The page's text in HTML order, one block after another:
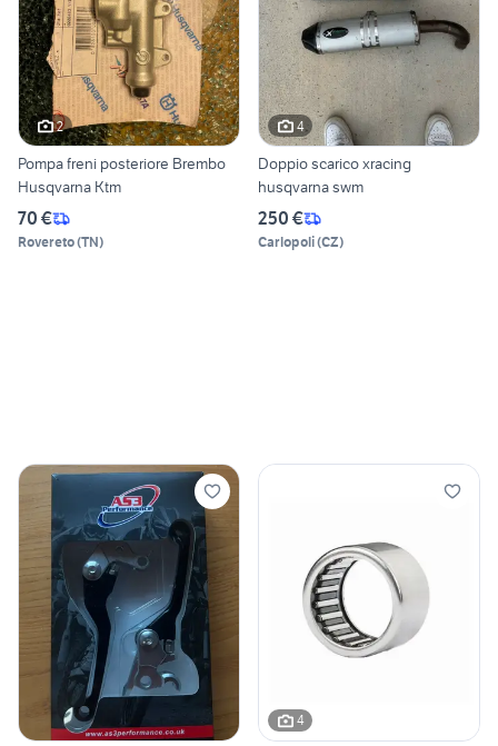
2
Pompa freni posteriore Brembo
Husqvarna Ktm
70 €
Rovereto(TN)
4
Doppio scarico xracing
husqvarna swm
250 €
Carlopoli(CZ)
4